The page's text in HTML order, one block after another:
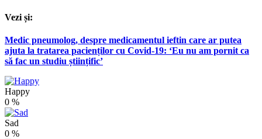
Vezi și:
Medic pneumolog, despre medicamentul ieftin care ar putea
ajuta la tratarea pacienților cu Covid-19: ‘Eu nu am pornit ca
să fac un studiu științific’
Happy
0 %
Sad
0 %